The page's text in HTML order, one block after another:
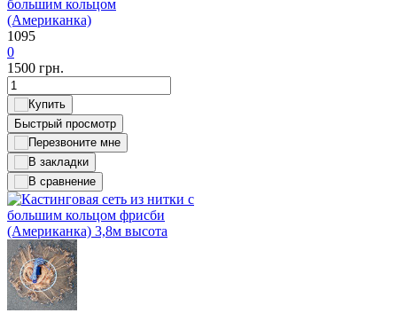
большим кольцом
(Американка)
1095
0
1500 грн.
Быстрый просмотр